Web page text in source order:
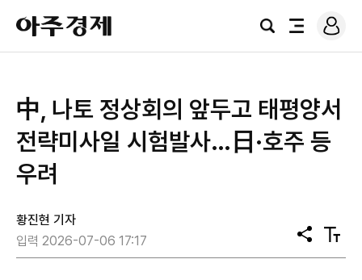
아
주
경
검
전
로
그
中, 나토 정상회의 앞두고 태평양서
전략미사일 시험발사…日·호주 등
우려
황진현 기자
입력 2026-07-06 17:17
공
유
텍
스